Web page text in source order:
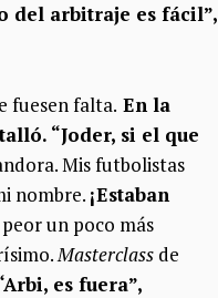
del arbitraje es fácil”,
fuesen falta. En la
“Joder, si el que
Mis futbolistas
nombre. ¡Estaban
un poco más
Masterclass de
es fuera”,